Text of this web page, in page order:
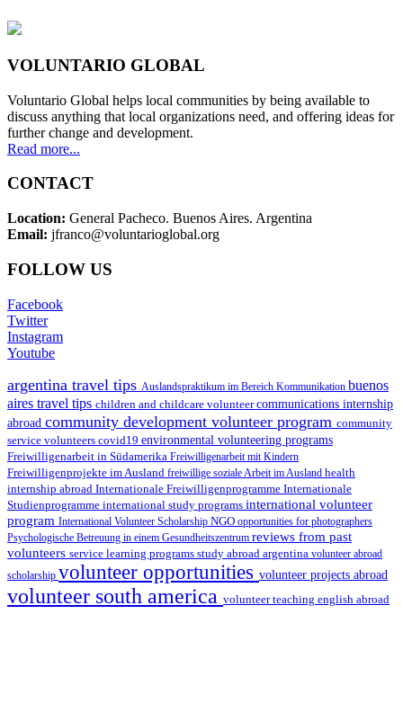
VOLUNTARIO GLOBAL
Voluntario Global helps local communities by being available to
discuss anything that local organizations need, and offering ideas for
further change and development.
Read more...
CONTACT
Location: General Pacheco. Buenos Aires. Argentina
Email: jfranco@voluntarioglobal.org
FOLLOW US
Facebook
Twitter
Instagram
Youtube
argentina travel tips Auslandspraktikum im Bereich Kommunikation buenos
aires travel tips children and childcare volunteercommunications internship
abroad community development volunteer program community
service volunteers covid19 environmental volunteering programs
Freiwilligenarbeit in Südamerika Freiwilligenarbeit mit Kindern
Freiwilligenprojekte im Ausland freiwillige soziale Arbeit im Ausland health
internship abroad Internationale Freiwilligenprogramme Internationale
Studienprogramme international study programs international volunteer
program International Volunteer Scholarship NGO opportunities for photographers
Psychologische Betreuung in einem Gesundheitszentrum reviews from past
volunteers service learning programs study abroad argentina volunteer abroad
scholarship volunteer opportunities volunteer projects abroad
volunteer south america volunteer teaching english abroad